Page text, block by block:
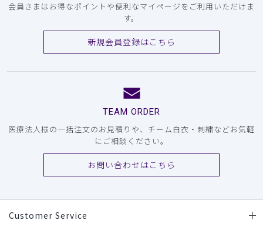
会員さまはお得なポイントや便利なマイページをご利用いただけま
す。
新規会員登録はこちら
TEAM ORDER
医療法人様の一括注文のお見積りや、チーム白衣・刺繍などお気軽
にご相談ください。
お問い合わせはこちら
Customer Service